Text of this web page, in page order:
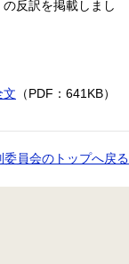
反訳を掲載しまし
文 （PDF：641KB）
員会のトップへ戻る